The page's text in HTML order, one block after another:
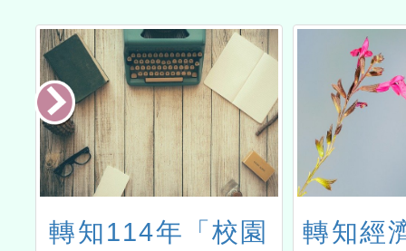
轉知114年「校園
轉知經